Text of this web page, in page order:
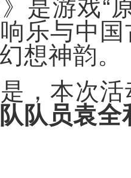
是游戏
乐与中
想神韵。
，本次
队员袁全